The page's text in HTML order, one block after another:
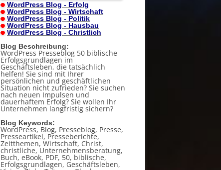
WordPress Blog - Erfolg
WordPress Blog - Wirtschaft
WordPress Blog - Politik
WordPress Blog - Hausbau
WordPress Blog - Christlich
Blog Beschreibung:
WordPress Presseblog 50 biblische
Erfolgsgrundlagen im
Geschäftsleben, die tatsächlich
helfen! Sie sind mit Ihrer
persönlichen und geschäftlichen
Situation nicht zufrieden? Sie suchen
nach neuen Impulsen und
dauerhaftem Erfolg? Sie wollen Ihr
Unternehmen langfristig sichern?
Blog Keywords:
WordPress, Blog, Presseblog, Presse,
Presseartikel, Presseberichte,
Zeitthemen, Wirtschaft, Christ,
christliche, Unternehmensberatung,
Buch, eBook, PDF, 50, biblische,
Erfolgsgrundlagen, Geschäftsleben,